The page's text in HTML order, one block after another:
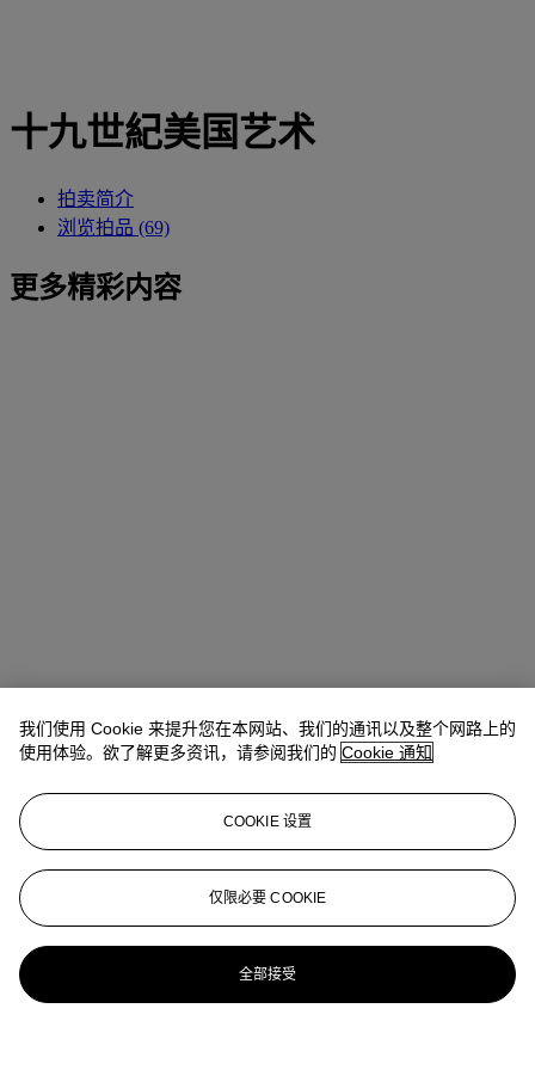
十九世紀美国艺术
拍卖简介
浏览拍品 (69)
更多精彩内容
我们使用 Cookie 来提升您在本网站、我们的通讯以及整个网路上的
使用体验。欲了解更多资讯，请参阅我们的 Cookie 通知
COOKIE 设置
仅限必要 COOKIE
全部接受